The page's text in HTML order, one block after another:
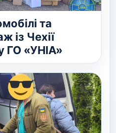
та
із Чехії
ГО «УНІА»